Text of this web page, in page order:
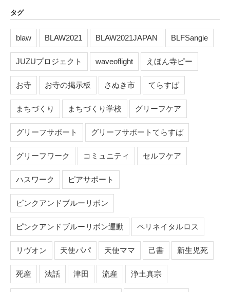
タグ
blaw BLAW2021 BLAW2021JAPAN BLFSangie
JUZUプロジェクト waveoflight えほん寺ピー
お寺 お寺の掲示板 さぬき市 てらすば
まちづくり まちづくり学校 グリーフケア
グリーフサポート グリーフサポートてらすば
グリーフワーク コミュニティ セルフケア
ハスワーク ピアサポート
ピンクアンドブルーリボン
ピンクアンドブルーリボン運動 ペリネイタルロス
リヴオン 天使パパ 天使ママ 己書 新生児死
死産 法話 津田 流産 浄土真宗